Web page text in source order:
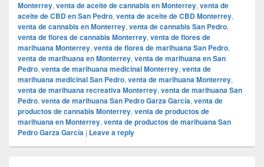
Monterrey, venta de aceite de cannabis en Monterrey, venta de
aceite de CBD en San Pedro, venta de aceite de CBD Monterrey,
venta de cannabis en Monterrey, venta de cannabis San Pedro,
venta de flores de cannabis Monterrey, venta de flores de
marihuana Monterrey, venta de flores de marihuana San Pedro,
venta de marihuana en Monterrey, venta de marihuana en San
Pedro, venta de marihuana medicinal Monterrey, venta de
marihuana medicinal San Pedro, venta de marihuana Monterrey,
venta de marihuana recreativa Monterrey, venta de marihuana San
Pedro, venta de marihuana San Pedro Garza García, venta de
productos de cannabis Monterrey, venta de productos de
marihuana en Monterrey, venta de productos de marihuana San
Pedro Garza García | Leave a reply